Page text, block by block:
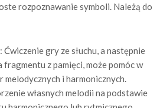
rozpoznawanie symboli. Należą do
Ćwiczenie gry ze słuchu, a następnie
z pamięci, może pomóc w
i harmonicznych.
własnych melodii na podstawie